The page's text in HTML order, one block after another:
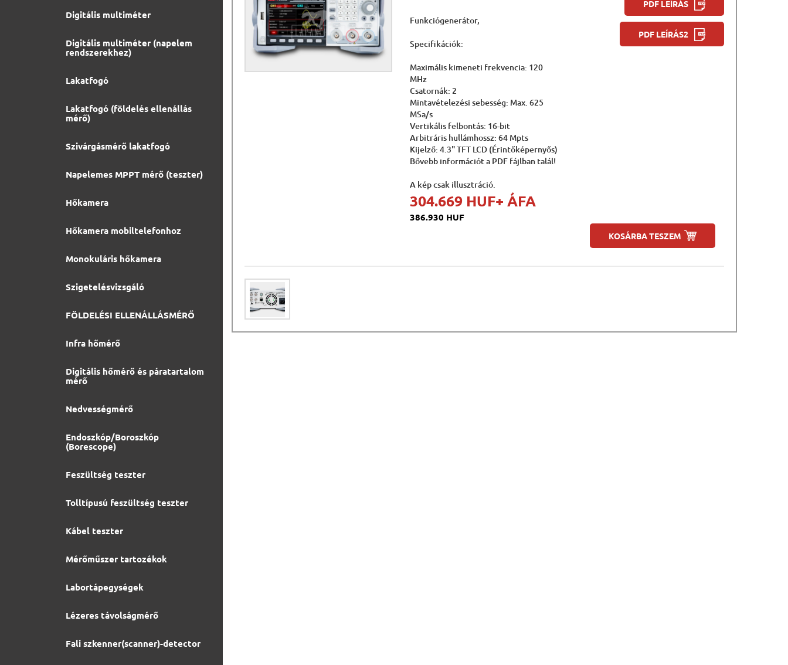
Digitális multiméter
Digitális multiméter (napelem
rendszerekhez)
Lakatfogó
Lakatfogó (földelés ellenállás
mérő)
Szivárgásmérő lakatfogó
Napelemes MPPT mérő (teszter)
Hőkamera
Hőkamera mobiltelefonhoz
Monokuláris hőkamera
Szigetelésvizsgáló
FÖLDELÉSI ELLENÁLLÁSMÉRŐ
Infra hőmérő
Digitális hőmérő és páratartalom
mérő
Nedvességmérő
Endoszkóp/Boroszkóp
(Borescope)
Feszültség teszter
Tolltípusú feszültség teszter
Kábel teszter
Mérőműszer tartozékok
Labortápegységek
Lézeres távolságmérő
Fali szkenner(scanner)-detector
Funkciógenerátor,
Specifikációk:
Maximális kimeneti frekvencia: 120
MHz
Csatornák: 2
Mintavételezési sebesség: Max. 625
MSa/s
Vertikális felbontás: 16-bit
Arbitráris hullámhossz: 64 Mpts
Kijelző: 4.3" TFT LCD (Érintőképernyős)
Bővebb információt a PDF fájlban talál!
A kép csak illusztráció.
304.669 HUF+ ÁFA
386.930 HUF
PDF LEÍRÁS
PDF LEÍRÁS2
KOSÁRBA TESZEM